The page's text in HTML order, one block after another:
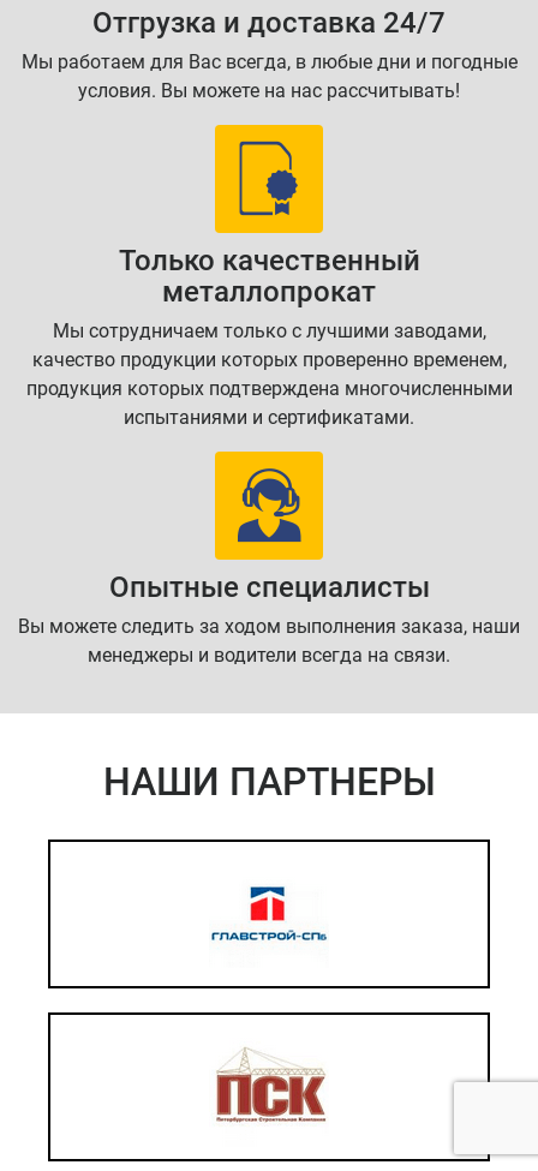
Отгрузка и доставка 24/7
Мы работаем для Вас всегда, в любые дни и погодные
условия. Вы можете на нас рассчитывать!
Только качественный
металлопрокат
Мы сотрудничаем только с лучшими заводами,
качество продукции которых проверенно временем,
продукция которых подтверждена многочисленными
испытаниями и сертификатами.
Опытные специалисты
Вы можете следить за ходом выполнения заказа, наши
менеджеры и водители всегда на связи.
НАШИ ПАРТНЕРЫ